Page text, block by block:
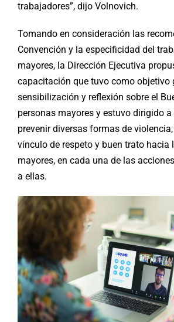
trabajadores”, dijo Volnovich.
Tomando en consideración las
Convención y la especificidad del
mayores, la Dirección Ejecutiva
capacitación que tuvo como objetivo
sensibilización y reflexión sobre el
personas mayores y estuvo dirigido a
prevenir diversas formas de
vínculo de respeto y buen trato hacia
mayores, en cada una de las
a ellas.